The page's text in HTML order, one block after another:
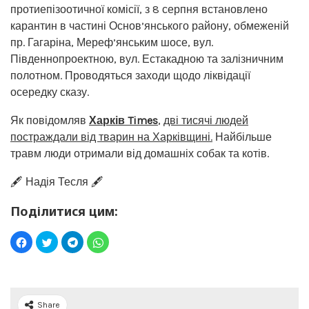
протиепізоотичної комісії, з 8 серпня встановлено
карантин в частині Основ’янського району, обмеженій
пр. Гагаріна, Мереф’янським шосе, вул.
Південнопроектною, вул. Естакадною та залізничним
полотном. Проводяться заходи щодо ліквідації
осередку сказу.
Як повідомляв Харків Times, дві тисячі людей
постраждали від тварин на Харківщині. Найбільше
травм люди отримали від домашніх собак та котів.
🖋️ Надія Тесля 🖋️
Поділитися цим:
Share